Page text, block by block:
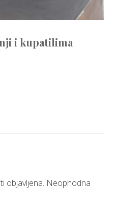
i kupatilima
objavljena. Neophodna